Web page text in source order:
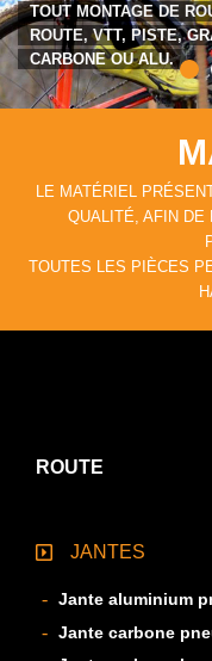
TOUT MONTAGE DE
ROUTE, VTT, PISTE,
CARBONE OU ALU.
LE MATÉRIEL
QUALITÉ, AFIN DE
TOUTES LES PIÈCES
ROUTE
JANTES
Jante aluminium
Jante carbone